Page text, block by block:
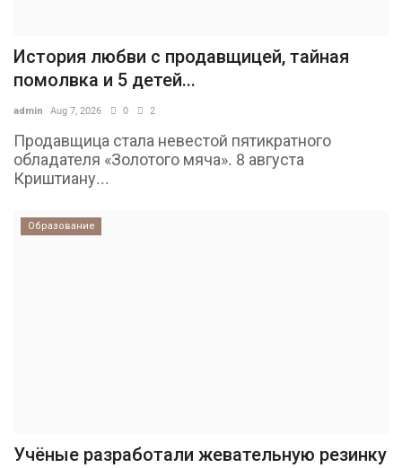
История любви с продавщицей, тайная
помолвка и 5 детей...
admin Aug 7, 2026 0 2
Продавщица стала невестой пятикратного
обладателя «Золотого мяча». 8 августа
Криштиану...
Образование
Учёные разработали жевательную резинку